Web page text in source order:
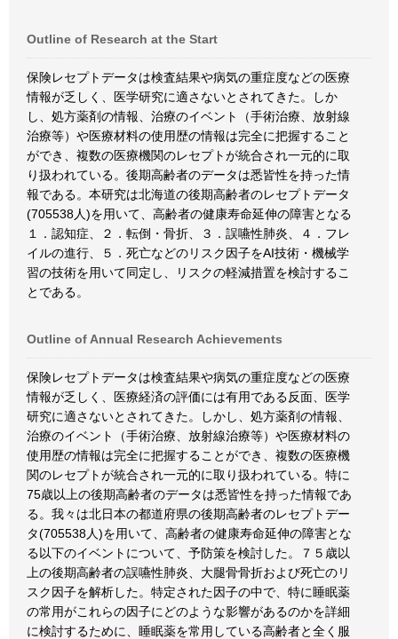
Outline of Research at the Start
保険レセプトデータは検査結果や病気の重症度などの医療
情報が乏しく、医学研究に適さないとされてきた。しか
し、処方薬剤の情報、治療のイベント（手術治療、放射線
治療等）や医療材料の使用歴の情報は完全に把握すること
ができ、複数の医療機関のレセプトが統合され一元的に取
り扱われている。後期高齢者のデータは悉皆性を持った情
報である。本研究は北海道の後期高齢者のレセプトデータ
(705538人)を用いて、高齢者の健康寿命延伸の障害となる
１．認知症、２．転倒・骨折、３．誤嚥性肺炎、４．フレ
イルの進行、５．死亡などのリスク因子をAI技術・機械学
習の技術を用いて同定し、リスクの軽減措置を検討するこ
とである。
Outline of Annual Research Achievements
保険レセプトデータは検査結果や病気の重症度などの医療
情報が乏しく、医療経済の評価には有用である反面、医学
研究に適さないとされてきた。しかし、処方薬剤の情報、
治療のイベント（手術治療、放射線治療等）や医療材料の
使用歴の情報は完全に把握することができ、複数の医療機
関のレセプトが統合され一元的に取り扱われている。特に
75歳以上の後期高齢者のデータは悉皆性を持った情報であ
る。我々は北日本の都道府県の後期高齢者のレセプトデー
タ(705538人)を用いて、高齢者の健康寿命延伸の障害とな
る以下のイベントについて、予防策を検討した。７５歳以
上の後期高齢者の誤嚥性肺炎、大腿骨骨折および死亡のリ
スク因子を解析した。特定された因子の中で、特に睡眠薬
の常用がこれらの因子にどのような影響があるのかを詳細
に検討するために、睡眠薬を常用している高齢者と全く服